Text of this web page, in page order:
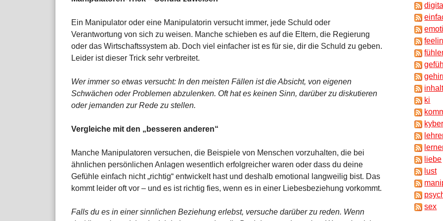
Ein Manipulator oder eine Manipulatorin versucht immer, jede Schuld oder
Verantwortung von sich zu weisen. Manche schieben es auf die Eltern, die Regierung
oder das Wirtschaftssystem ab. Doch viel einfacher ist es für sie, dir die Schuld zu geben.
Leider ist dieser Trick sehr verbreitet.
Wer immer so etwas versucht: In den meisten Fällen ist die Absicht, von eigenen
Schwächen oder Problemen abzulenken. Oft hat es keinen Sinn, darüber zu diskutieren
oder jemanden zur Rede zu stellen.
Vergleiche mit den „besseren anderen“
Manche Manipulatoren versuchen, die Beispiele von Menschen vorzuhalten, die bei
ähnlichen persönlichen Anlagen wesentlich erfolgreicher waren oder dass du deine
Gefühle einfach nicht „richtig“ entwickelt hast und deshalb emotional langweilig bist. Das
kommt leider oft vor – und es ist richtig fies, wenn es in einer Liebesbeziehung vorkommt.
Falls du es in einer sinnlichen Beziehung erlebst, versuche darüber zu reden. Wenn
digital
ki
liebe
lust
sex